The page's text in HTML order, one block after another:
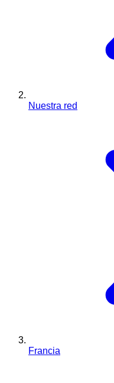
Nuestra red
Francia